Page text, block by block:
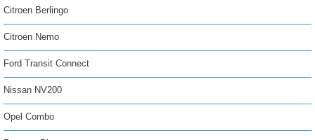
Citroen Berlingo
Citroen Nemo
Ford Transit Connect
Nissan NV200
Opel Combo